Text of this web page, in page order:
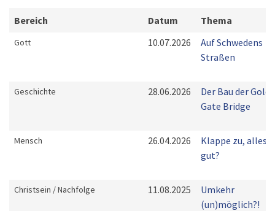
Bereich Datum Thema
Gott 10.07.2026
Auf Schwedens
Straßen
Geschichte 28.06.2026
Der Bau der
Gate Bridge
Mensch 26.04.2026
Klappe zu, alles
gut?
Christsein / Nachfolge 11.08.2025
Umkehr
(un)möglich?!